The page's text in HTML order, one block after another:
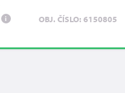
i OBJ. ČÍSLO: 6150805